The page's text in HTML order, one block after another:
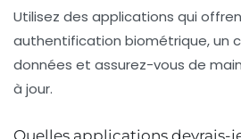
Utilisez des applications qui
authentification biométrique, un
données et assurez-vous de
à jour.